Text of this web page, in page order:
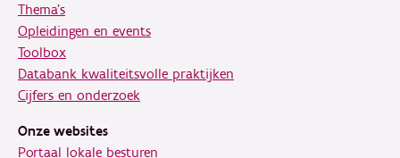
Thema's
Opleidingen en events
Toolbox
Databank kwaliteitsvolle praktijken
Cijfers en onderzoek
Onze websites
Portaal lokale besturen